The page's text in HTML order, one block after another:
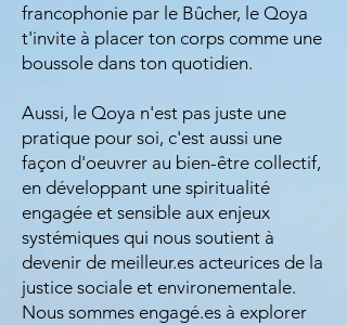
francophonie par le Bûcher, le Qoya
t'invite à placer ton corps comme une
boussole dans ton quotidien.
Aussi, le Qoya n'est pas juste une
pratique pour soi, c'est aussi une
façon d'oeuvrer au bien-être collectif,
en développant une spiritualité
engagée et sensible aux enjeux
systémiques qui nous soutient à
devenir de meilleur.es acteurices de la
justice sociale et environementale.
Nous sommes engagé.es à explorer